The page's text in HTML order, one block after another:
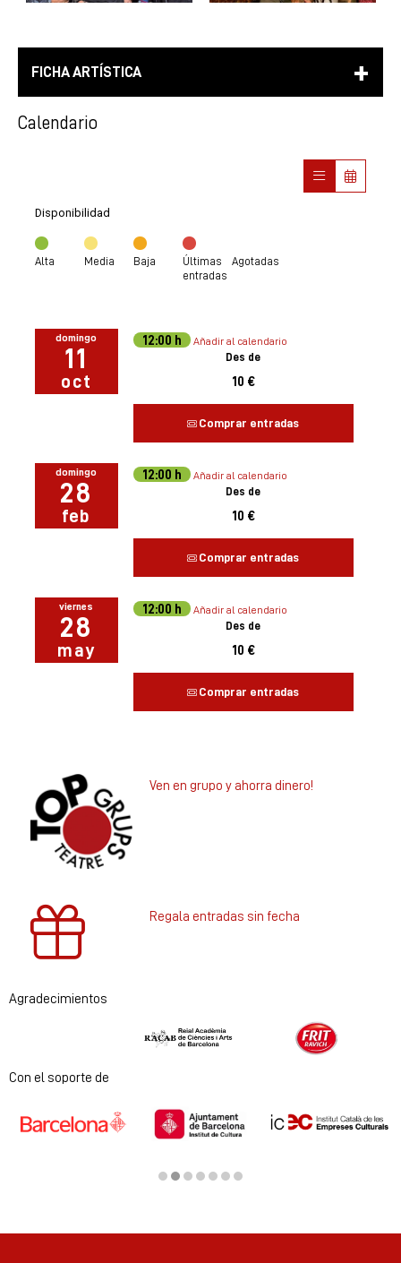
FICHA ARTÍSTICA
Calendario
Disponibilidad
Alta Media Baja
Últimas
entradas
Agotadas
domingo
11
oct
12:00 h
Añadir al calendario
Des de
10 €
Comprar entradas
domingo
28
feb
12:00 h
Añadir al calendario
Des de
10 €
Comprar entradas
viernes
28
may
12:00 h
Añadir al calendario
Des de
10 €
Comprar entradas
Ven en grupo y ahorra dinero!
Regala entradas sin fecha
Agradecimientos
Diapositiva 1 de 2
Con el soporte de